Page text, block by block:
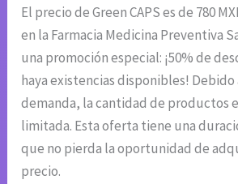
El precio de Green CAPS es de 780
en la Farmacia Medicina Preventiva
una promoción especial: ¡50% de
haya existencias disponibles! Debido
demanda, la cantidad de productos
limitada. Esta oferta tiene una
que no pierda la oportunidad de
precio.